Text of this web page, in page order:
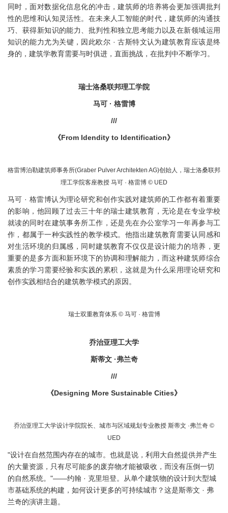
同时，面对数据化信息化的冲击，建筑师的培养将会更加强调批判
性的思维和认知灵活性。在未来人工智能的时代，建筑师的沟通技
巧、获得新知识的能力、批判性和独立思考能力以及在新领域运用
知识的能力尤为关键，因此欧尔 · 古斯特文认为建筑教育应该是终
身的，建筑学教育需要与时俱进，直面挑战，在批判中不断学习。
瑞士洛桑联邦理工学院
马可 · 格雷博
///
《From Idendity to Identification》
格雷博泊勒建筑师事务所(Graber Pulver Architekten AG)创始人，瑞士洛桑联邦
理工学院客座教授 马可 · 格雷博 © UED
马可 · 格雷博认为理论研究和创作实践对建筑师的工作都有着重要
的影响，他回顾了过去三十年的瑞士建筑教育，无论是在专业学校
就读的同时在建筑事务所工作，还是先在办公室学习一年再参与工
作，都属于一种实践性的教学模式。他指出建筑教育需要认同感和
对生活环境的归属感，同时建筑教育不仅仅是设计能力的培养，更
重要的是多方面和新环境下的协调和理解能力，而这种建筑师综合
素质的学习需要经验和实践的累积，这就是为什么采用理论研究和
创作实践相结合的建筑教学模式的原因。
瑞士双重教育体系 © 马可 · 格雷博
乔治亚理工大学
斯蒂文 ·弗兰奇
///
《Designing More Sustainable Cities》
乔治亚理工大学设计学院院长、城市与区域规划专业教授 斯蒂文 ·弗兰奇 ©
UED
"设计在自然范围内存在的城市。也就是说，利用大自然提供并产生
的大量资源，只有尽可能多的废弃物才能被吸收，而没有压倒一切
的自然系统。"——约翰 · 克里坦登。从单个建筑物的设计到大型城
市基础系统的构建，如何设计更多的可持续城市？这是斯蒂文 · 弗
兰奇的演讲主题。